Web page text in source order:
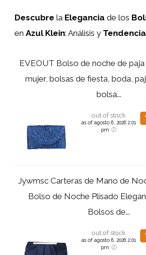
Descubre la Elegancia de los
en Azul Klein: Análisis y
EVEOUT Bolso de noche de
mujer, bolsas de fiesta, boda,
bolsa...
out of stock
as of agosto 6, 2026 2:01
pm
Jywmsc Carteras de Mano de
Bolso de Noche Plisado
Bolsos de...
out of stock
as of agosto 6, 2026 2:01
pm